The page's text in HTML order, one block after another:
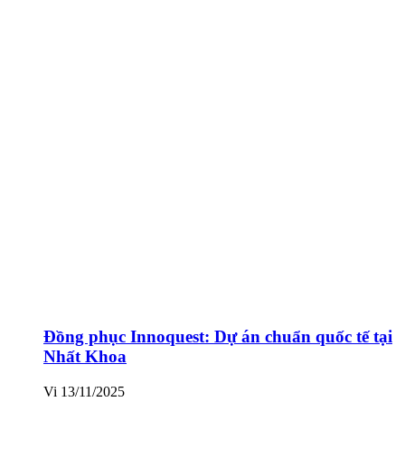
Đồng phục Innoquest: Dự án chuẩn quốc tế tại
Nhất Khoa
Vi 13/11/2025